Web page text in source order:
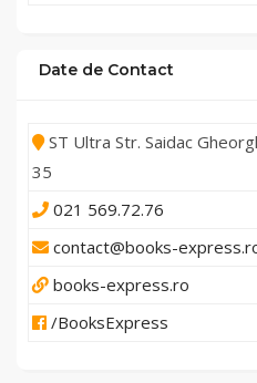
Date de Contact
ST Ultra Str. Saidac
35
021 569.72.76
contact@books-
books-express.ro
/BooksExpress